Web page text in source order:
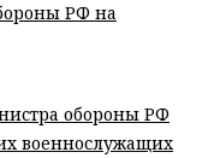
РФ на
обороны РФ
военнослужащих